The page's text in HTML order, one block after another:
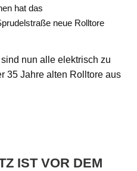
hat das
neue Rolltore
nun alle elektrisch zu
35 Jahre alten Rolltore aus
IST VOR DEM